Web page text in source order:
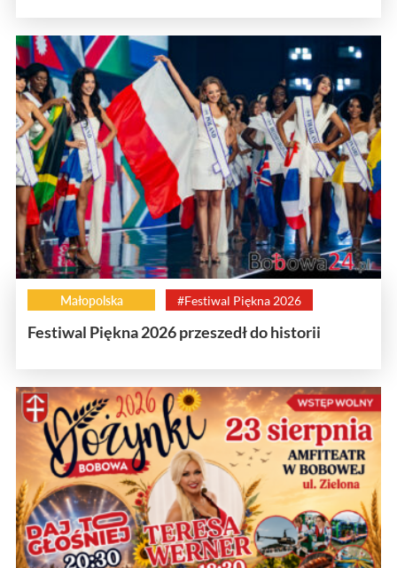
Małopolska #Festiwal Piękna 2026
Festiwal Piękna 2026 przeszedł do historii